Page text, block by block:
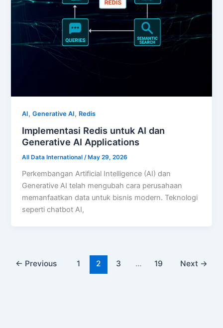
AI,Generative AI, Redis
Implementasi Redis untuk AI dan
Generative AI Applications
All Data International/ May 29, 2026
Perkembangan Artificial Intelligence (AI) dan
Generative AI telah mengubah cara perusahaan
memanfaatkan data untuk bisnis modern. Teknologi
seperti chatbot AI,
← Previous 1 2 3 … 19 Next →